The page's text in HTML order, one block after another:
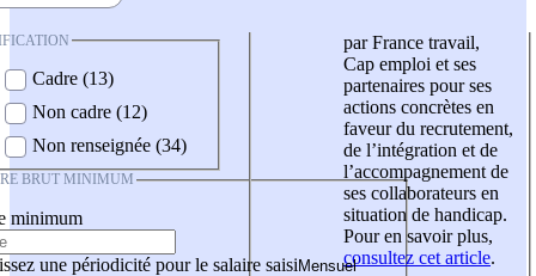
Cadre (13)
Non cadre (12)
Non renseignée (34)
BRUT MINIMUM
minimum
une périodicité pour le salaire saisi
par France travail,
Cap emploi et ses
partenaires pour ses
actions concrètes en
faveur du recrutement,
de l’intégration et de
l’accompagnement de
ses collaborateurs en
situation de handicap.
Pour en savoir plus,
consultez cet article.